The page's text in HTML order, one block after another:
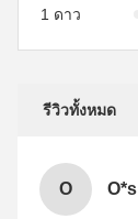
1 ดาว
รีวิวทั้งหมด
O O*s